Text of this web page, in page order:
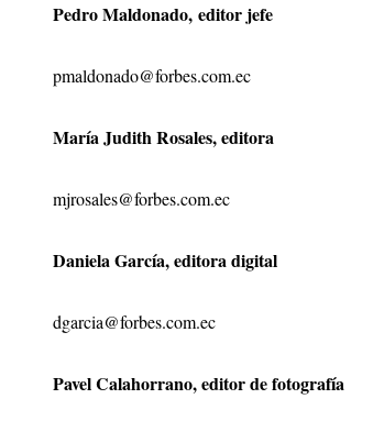
Pedro Maldonado, editor jefe
pmaldonado@forbes.com.ec
María Judith Rosales, editora
mjrosales@forbes.com.ec
Daniela García, editora digital
dgarcia@forbes.com.ec
Pavel Calahorrano, editor de fotografía